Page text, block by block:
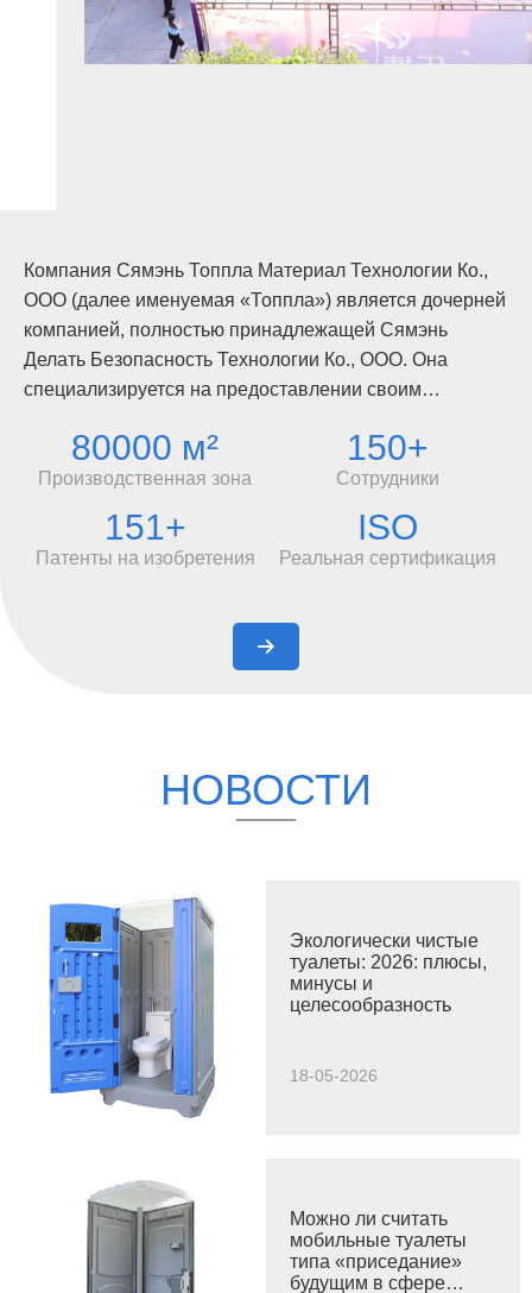
Компания Сямэнь Топпла Материал Технологии Ко.,
ООО (далее именуемая «Топпла») является дочерней
компанией, полностью принадлежащей Сямэнь
Делать Безопасность Технологии Ко., ООО. Она
специализируется на предоставлении своим
интегрированных решений в отрасли производства
пластмассовых изделий. ТОППЛА — это
объединяющее исследования и разработки,
проектирование, производство и продажи. Компания
шкафчики, пластиковые переносные туалеты и
пластиковые навесы. Используя передовое
давлением, цехом ротационного формования,
сборочной линией шкафчиков, сборочной линией
собственными научно-исследовательскими
возможностями и профессиональной командой
разработчиков, подала более 130 заявок на патенты,
90 из которых были одобрены. Следуя своей
корпоративной миссии «Сделать жизнь удобнее и
экологичнее», Топпла предлагает широкий
ассортимент пластиковых изделий для различных
отраслей и групп населения.
80000 м²
Производственная зона
150+
Сотрудники
151+
Патенты на изобретения
ISO
Реальная сертификация

HОВОСТИ
Экологически чистые
туалеты: 2026: плюсы,
минусы и
целесообразность
18-05-2026
Можно ли считать
мобильные туалеты
типа «приседание»
будущим в сфере